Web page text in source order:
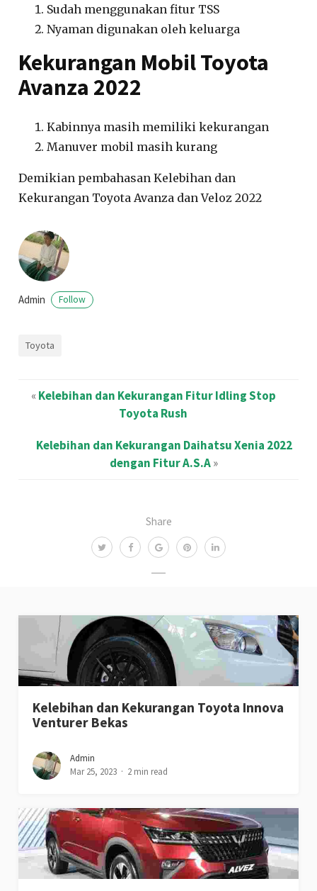
Share
Sudah menggunakan fitur TSS
Nyaman digunakan oleh keluarga
Kekurangan Mobil Toyota
Avanza 2022
Kabinnya masih memiliki kekurangan
Manuver mobil masih kurang
Demikian pembahasan Kelebihan dan
Kekurangan Toyota Avanza dan Veloz 2022
Admin Follow
Toyota
«Kelebihan dan Kekurangan Fitur Idling Stop
Toyota Rush
Kelebihan dan Kekurangan Daihatsu Xenia 2022
dengan Fitur A.S.A»
Kelebihan dan Kekurangan Toyota Innova
Venturer Bekas
Admin
Mar 25, 2023
2 min read